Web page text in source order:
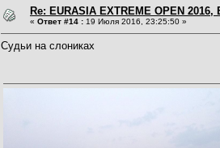
Re: EURASIA EXTREME OPEN
« Ответ #14 : 19 Июля 2016, 23:25:50 »
Судьи на слониках